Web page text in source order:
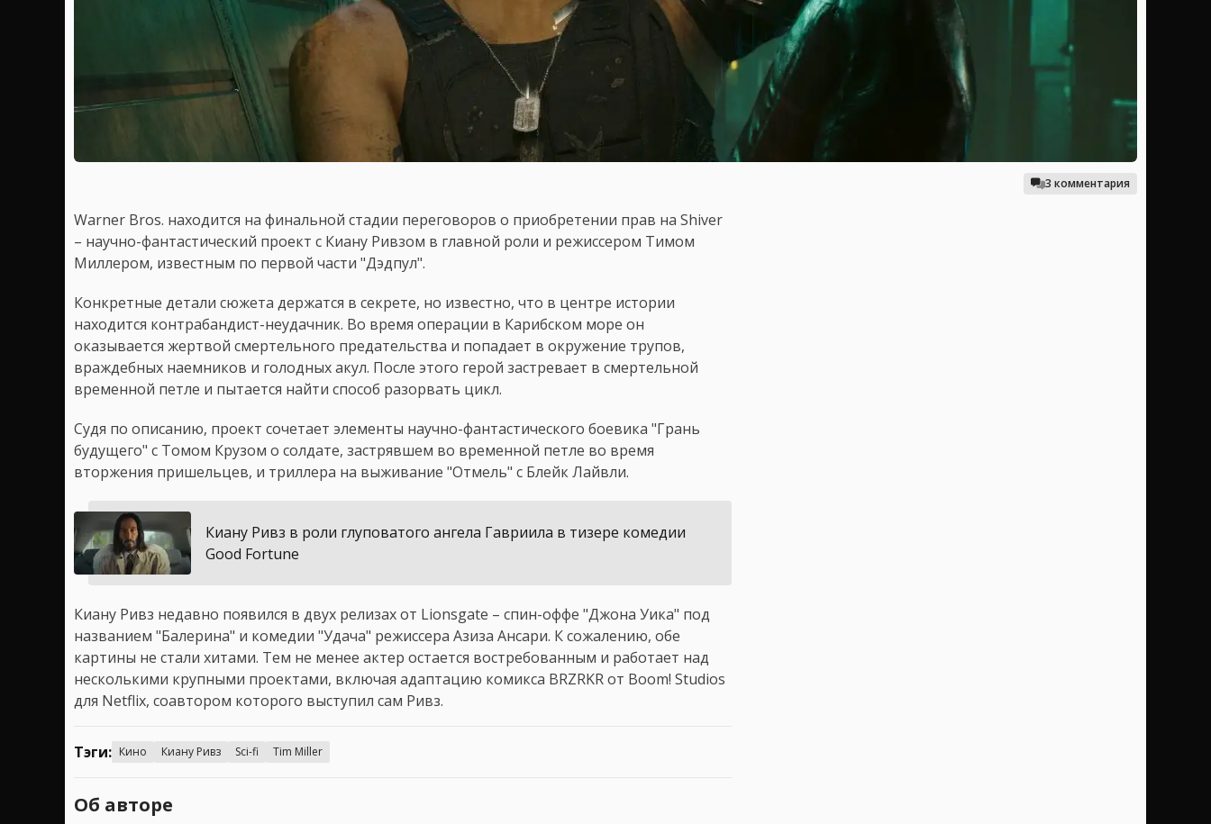
3 комментария
Warner Bros. находится на финальной стадии переговоров о приобретении прав на Shiver
– научно-фантастический проект с Киану Ривзом в главной роли и режиссером Тимом
Миллером, известным по первой части "Дэдпул".
Конкретные детали сюжета держатся в секрете, но известно, что в центре истории
находится контрабандист-неудачник. Во время операции в Карибском море он
оказывается жертвой смертельного предательства и попадает в окружение трупов,
враждебных наемников и голодных акул. После этого герой застревает в смертельной
временной петле и пытается найти способ разорвать цикл.
Судя по описанию, проект сочетает элементы научно-фантастического боевика "Грань
будущего" с Томом Крузом о солдате, застрявшем во временной петле во время
вторжения пришельцев, и триллера на выживание "Отмель" с Блейк Лайвли.
Киану Ривз в роли глуповатого ангела Гавриила в тизере комедии
Good Fortune
Киану Ривз недавно появился в двух релизах от Lionsgate – спин-оффе "Джона Уика" под
названием "Балерина" и комедии "Удача" режиссера Азиза Ансари. К сожалению, обе
картины не стали хитами. Тем не менее актер остается востребованным и работает над
несколькими крупными проектами, включая адаптацию комикса BRZRKR от Boom! Studios
для Netflix, соавтором которого выступил сам Ривз.
Тэги: Кино Киану Ривз Sci-fi Tim Miller
Об авторе